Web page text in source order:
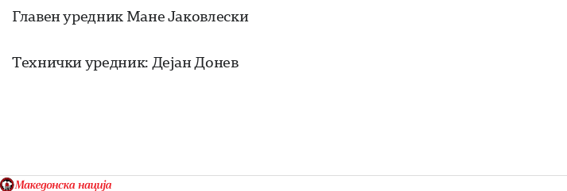
Главен уредник Мане Јаковлески
Технички уредник: Дејан Донев